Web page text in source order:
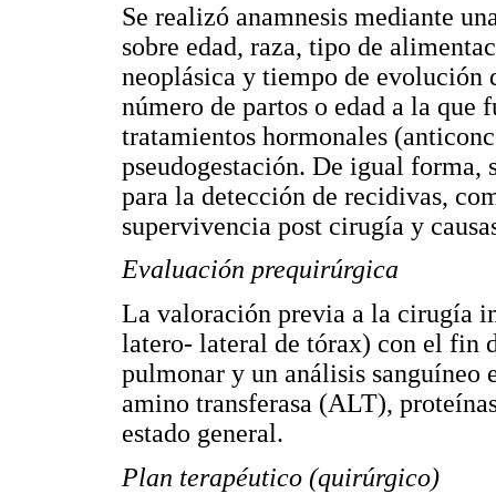
Se realizó anamnesis mediante
sobre edad, raza, tipo de
neoplásica y tiempo de evolución
número de partos o edad a la
tratamientos hormonales
pseudogestación. De igual forma,
para la detección de recidivas,
supervivencia post cirugía y
Evaluación prequirúrgica
La valoración previa a la cirugía
latero- lateral de tórax) con el fin
pulmonar y un análisis
amino transferasa (ALT),
estado general.
Plan terapéutico (quirúrgico)